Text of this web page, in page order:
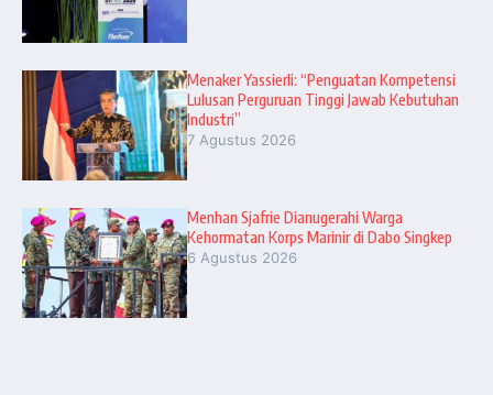
Menaker Yassierli: “Penguatan Kompetensi
Lulusan Perguruan Tinggi Jawab Kebutuhan
Industri”
7 Agustus 2026
Menhan Sjafrie Dianugerahi Warga
Kehormatan Korps Marinir di Dabo Singkep
6 Agustus 2026